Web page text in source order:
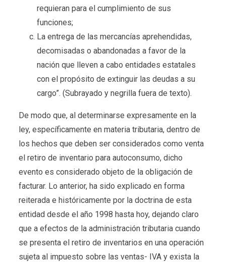
requieran para el cumplimiento de sus
funciones;
La entrega de las mercancías aprehendidas,
decomisadas o abandonadas a favor de la
nación que lleven a cabo entidades estatales
con el propósito de extinguir las deudas a su
cargo”. (Subrayado y negrilla fuera de texto).
De modo que, al determinarse expresamente en la
ley, específicamente en materia tributaria, dentro de
los hechos que deben ser considerados como venta
el retiro de inventario para autoconsumo, dicho
evento es considerado objeto de la obligación de
facturar. Lo anterior, ha sido explicado en forma
reiterada e históricamente por la doctrina de esta
entidad desde el año 1998 hasta hoy, dejando claro
que a efectos de la administración tributaria cuando
se presenta el retiro de inventarios en una operación
sujeta al impuesto sobre las ventas- IVA y exista la